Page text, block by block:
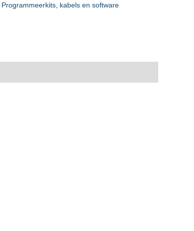
Programmeerkits, kabels en software